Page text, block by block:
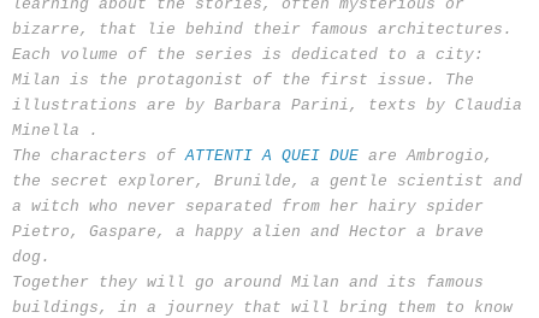
learning about the stories, often mysterious or
bizarre, that lie behind their famous architectures.
Each volume of the series is dedicated to a city:
Milan is the protagonist of the first issue. The
illustrations are by Barbara Parini, texts by Claudia
Minella .
The characters ofATTENTI A QUEI DUE are Ambrogio,
the secret explorer, Brunilde, a gentle scientist and
a witch who never separated from her hairy spider
Pietro, Gaspare, a happy alien and Hector a brave
dog.
Together they will go around Milan and its famous
buildings, in a journey that will bring them to know